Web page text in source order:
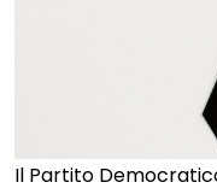
Il Partito